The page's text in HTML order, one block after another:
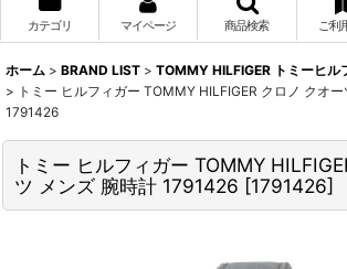
カテゴリ マイページ 商品検索 ご利
ホーム > BRAND LIST > TOMMY HILFIGER トミーヒル
> トミー ヒルフィガー TOMMY HILFIGER クロノ クオ
1791426
トミー ヒルフィガー TOMMY
ツ メンズ 腕時計 1791426 [1791426]